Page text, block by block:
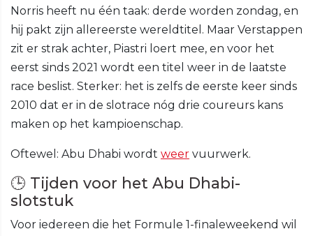
Norris heeft nu één taak: derde worden zondag, en
hij pakt zijn allereerste wereldtitel. Maar Verstappen
zit er strak achter, Piastri loert mee, en voor het
eerst sinds 2021 wordt een titel weer in de laatste
race beslist. Sterker: het is zelfs de eerste keer sinds
2010 dat er in de slotrace nóg drie coureurs kans
maken op het kampioenschap.
Oftewel: Abu Dhabi wordt weer vuurwerk.
🕒 Tijden voor het Abu Dhabi-
slotstuk
Voor iedereen die het Formule 1-finaleweekend wil